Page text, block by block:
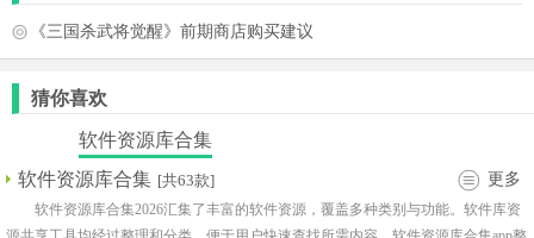
《三国杀武将觉醒》前期商店购买建议
猜你喜欢
软件资源库合集
软件资源库合集 [共63款] 更多
软件资源库合集2026汇集了丰富的软件资源，覆盖多种类别与功能。软件库资